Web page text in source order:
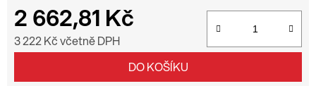
2 662,81 Kč
3 222 Kč včetně DPH
DO KOŠÍKU